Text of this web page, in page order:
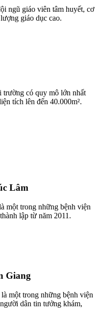
ngũ giáo viên tâm huyết, cơ
giáo dục cao.
trường có quy mô lớn nhất
tích lên đến 40.000m².
Lâm
một trong những bệnh viện
lập từ năm 2011.
Giang
một trong những bệnh viện
dân tin tưởng khám,